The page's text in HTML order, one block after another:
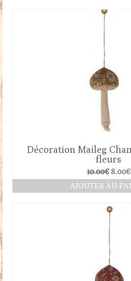
Décoration Maileg
fleurs
10.00€ Le
prix
initial
10.00€.
8.00€
AJOUTER AU